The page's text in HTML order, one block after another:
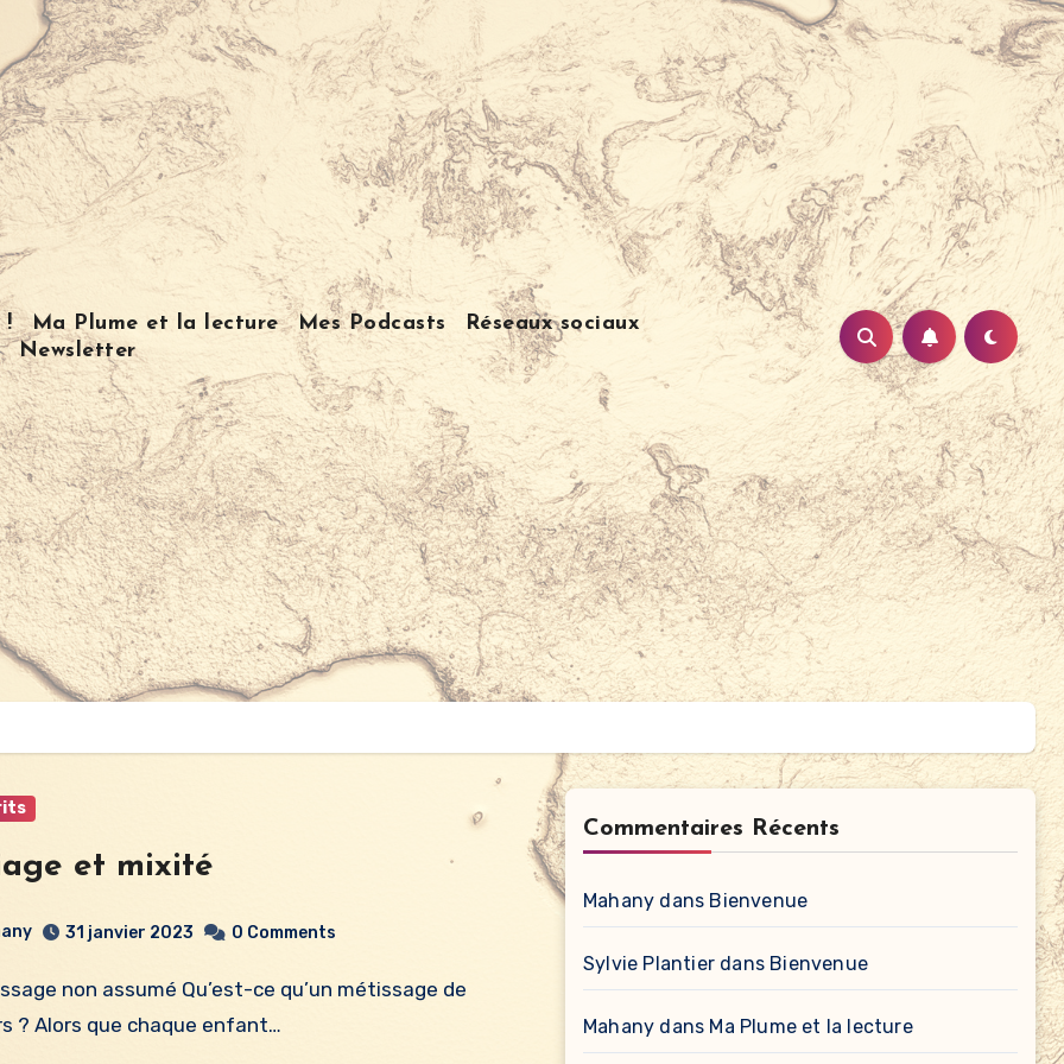
! Ma Plume et la lecture Mes Podcasts
Réseaux sociaux
Newsletter
et mixité
31 janvier 2023 0 Comments
? Alors que chaque enfant…
Commentaires Récents
Mahany dans Bienvenue
Sylvie Plantier dans Bienvenue
Mahany dans Ma Plume et la lecture